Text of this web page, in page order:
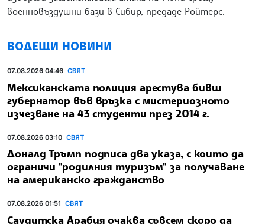
военновъздушни бази в Сибир, предаде Ройтерс.
ВОДЕЩИ НОВИНИ
07.08.2026 04:46 СВЯТ
Мексиканската полиция арестува бивш
губернатор във връзка с мистериозното
изчезване на 43 студенти през 2014 г.
07.08.2026 03:10 СВЯТ
Доналд Тръмп подписа два указа, с които да
ограничи "родилния туризъм" за получаване
на американско гражданство
07.08.2026 01:51 СВЯТ
Саудитска Арабия очаква съвсем скоро да